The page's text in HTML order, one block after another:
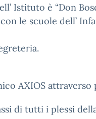
Istituto è “Don
le scuole dell’
AXIOS
di tutti i plessi